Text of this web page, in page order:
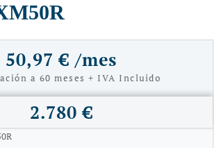
50,97 € /mes
a 60 meses + IVA Incluido
2.780 €